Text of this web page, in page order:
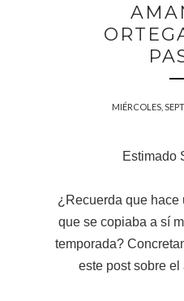
MIÉRCOLES,
Estimado
¿Recuerda que hace
que se copiaba a sí
temporada?
este post sobre el